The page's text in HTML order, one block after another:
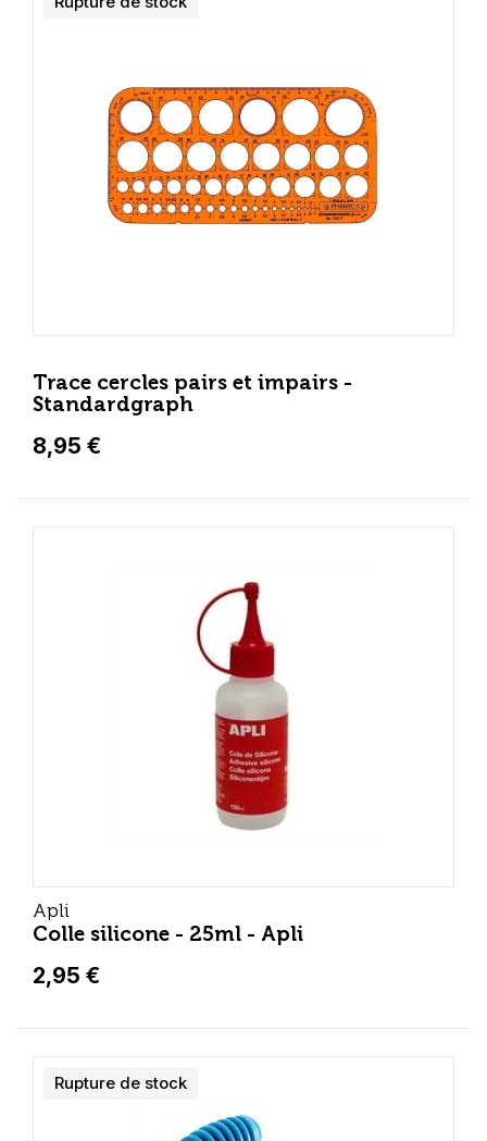
Trace cercles pairs et impairs -
Standardgraph
8,95 €
Apli
Colle silicone - 25ml - Apli
2,95 €
Rupture de stock